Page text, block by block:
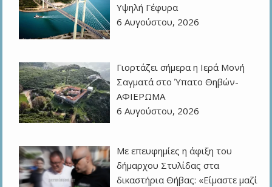
Υψηλή Γέφυρα
6 Αυγούστου, 2026
Γιορτάζει σήμερα η Ιερά Μονή
Σαγματά στο Ύπατο Θηβών-
ΑΦΙΕΡΩΜΑ
6 Αυγούστου, 2026
Με επευφημίες η άφιξη του
δήμαρχου Στυλίδας στα
δικαστήρια Θήβας: «Είμαστε μαζί